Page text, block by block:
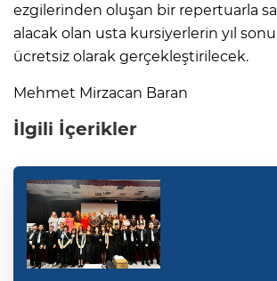
ezgilerinden oluşan bir repertuarla
alacak olan usta kursiyerlerin yıl
ücretsiz olarak gerçekleştirilecek.
Mehmet Mirzacan Baran
İlgili İçerikler